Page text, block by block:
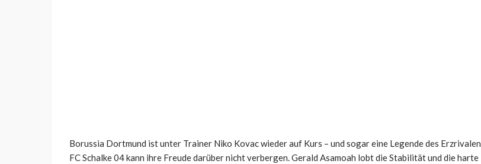
Borussia Dortmund ist unter Trainer Niko Kovac wieder auf Kurs – und sogar eine Legende des Erzrivalen
FC Schalke 04 kann ihre Freude darüber nicht verbergen. Gerald Asamoah lobt die Stabilität und die harte